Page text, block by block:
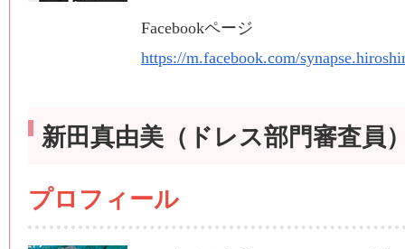
Facebookページ
https://m.facebook.com/
新田真由美（ドレス部門審査員
プロフィール